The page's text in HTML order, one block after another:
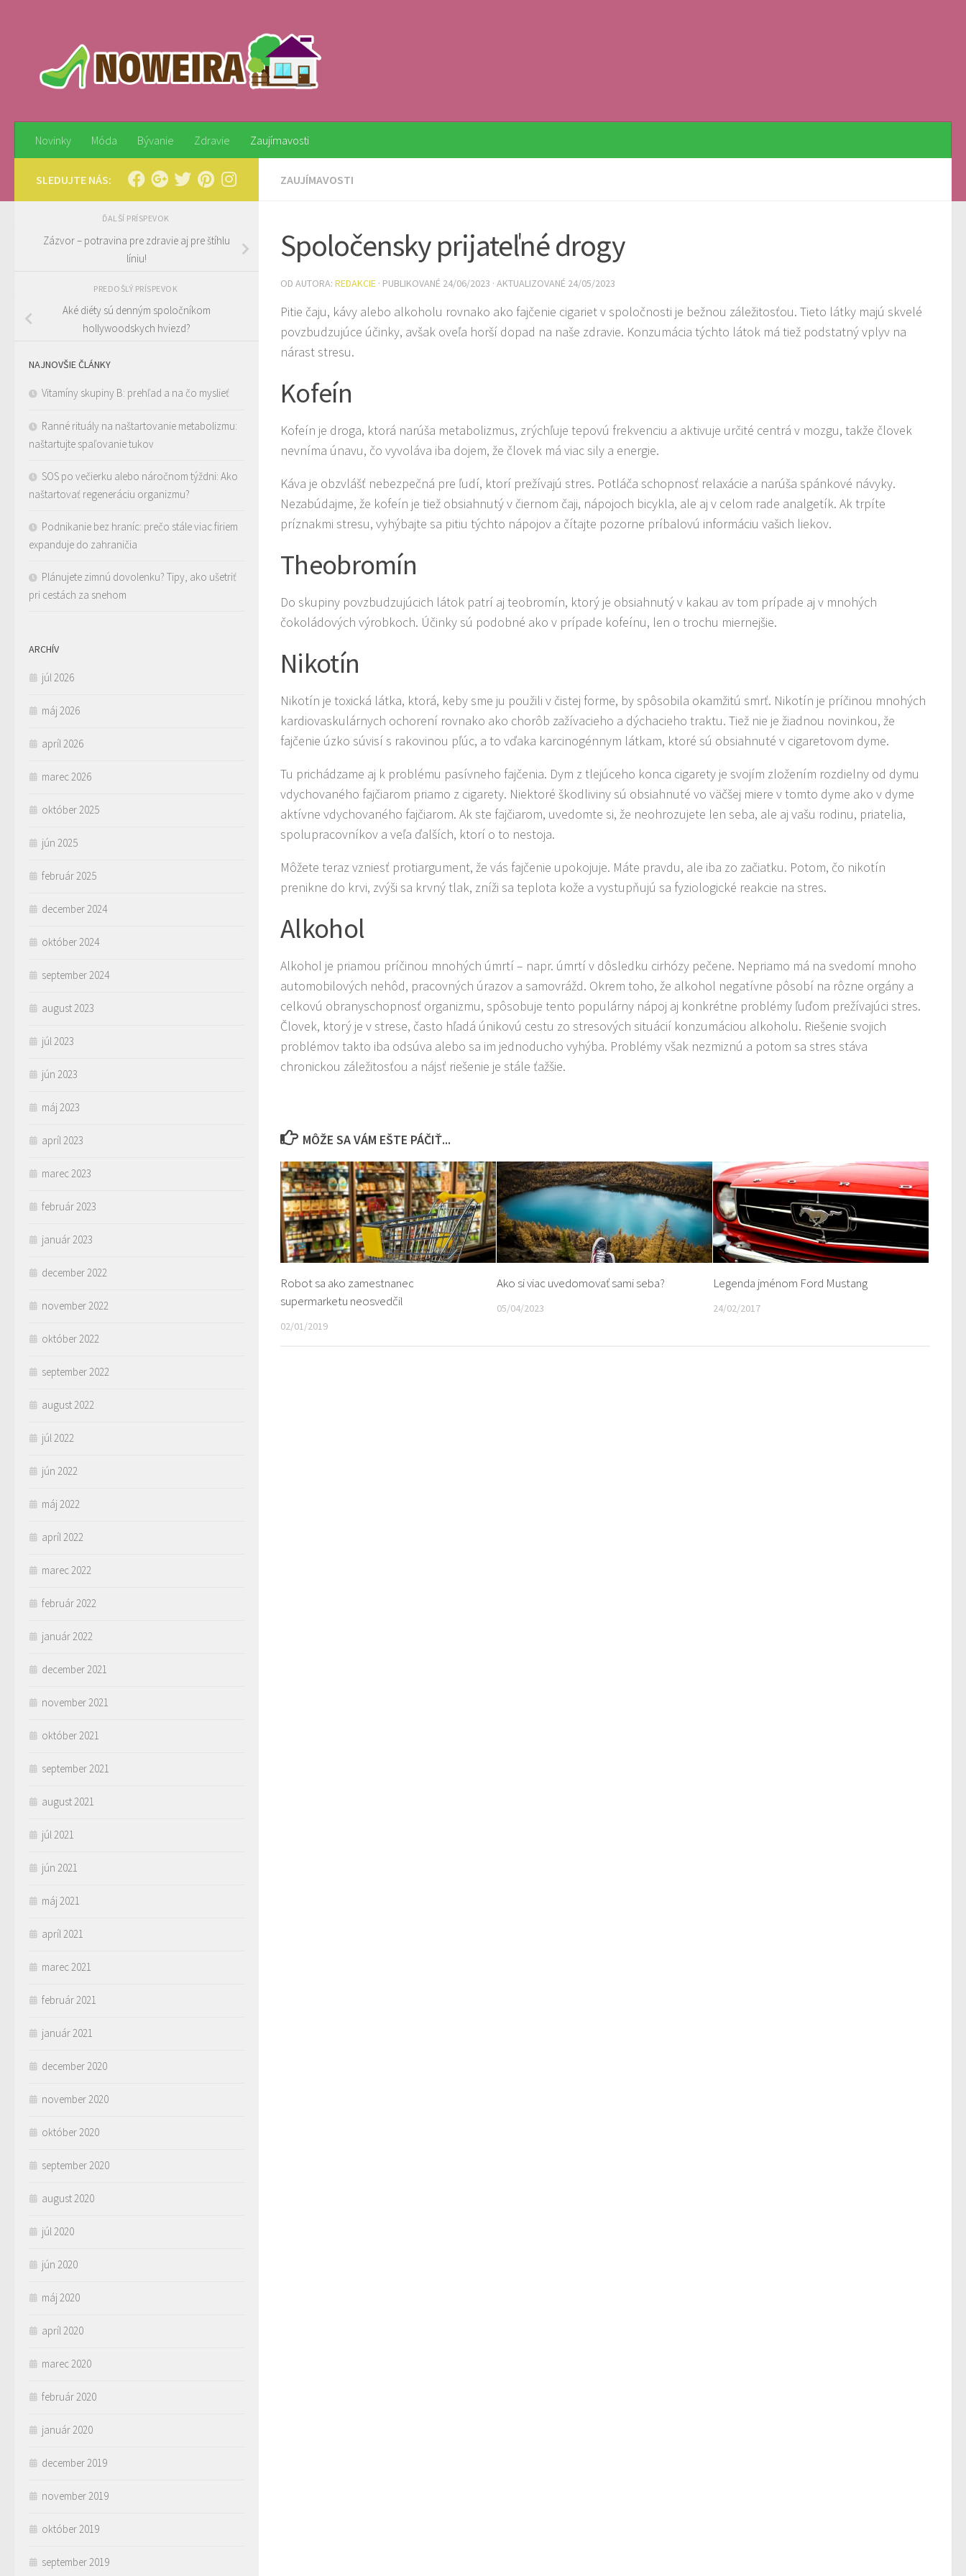
Novinky Móda Bývanie Zdravie Zaujímavosti
ZAUJÍMAVOSTI
Spoločensky prijateľné drogy
OD AUTORA: REDAKCIE · PUBLIKOVANÉ 24/06/2023 · AKTUALIZOVANÉ 24/05/2023
Pitie čaju, kávy alebo alkoholu rovnako ako fajčenie cigariet v spoločnosti je bežnou záležitosťou. Tieto látky majú skvelé
povzbudzujúce účinky, avšak oveľa horší dopad na naše zdravie. Konzumácia týchto látok má tiež podstatný vplyv na
nárast stresu.
Kofeín
Kofeín je droga, ktorá narúša metabolizmus, zrýchľuje tepovú frekvenciu a aktivuje určité centrá v mozgu, takže človek
nevníma únavu, čo vyvoláva iba dojem, že človek má viac sily a energie.
Káva je obzvlášť nebezpečná pre ľudí, ktorí prežívajú stres. Potláča schopnosť relaxácie a narúša spánkové návyky.
Nezabúdajme, že kofeín je tiež obsiahnutý v čiernom čaji, nápojoch bicykla, ale aj v celom rade analgetík. Ak trpíte
príznakmi stresu, vyhýbajte sa pitiu týchto nápojov a čítajte pozorne príbalovú informáciu vašich liekov.
Theobromín
Do skupiny povzbudzujúcich látok patrí aj teobromín, ktorý je obsiahnutý v kakau av tom prípade aj v mnohých
čokoládových výrobkoch. Účinky sú podobné ako v prípade kofeínu, len o trochu miernejšie.
Nikotín
Nikotín je toxická látka, ktorá, keby sme ju použili v čistej forme, by spôsobila okamžitú smrť. Nikotín je príčinou mnohých
kardiovaskulárnych ochorení rovnako ako chorôb zažívacieho a dýchacieho traktu. Tiež nie je žiadnou novinkou, že
fajčenie úzko súvisí s rakovinou pľúc, a to vďaka karcinogénnym látkam, ktoré sú obsiahnuté v cigaretovom dyme.
Tu prichádzame aj k problému pasívneho fajčenia. Dym z tlejúceho konca cigarety je svojím zložením rozdielny od dymu
vdychovaného fajčiarom priamo z cigarety. Niektoré škodliviny sú obsiahnuté vo väčšej miere v tomto dyme ako v dyme
aktívne vdychovaného fajčiarom. Ak ste fajčiarom, uvedomte si, že neohrozujete len seba, ale aj vašu rodinu, priatelia,
spolupracovníkov a veľa ďalších, ktorí o to nestoja.
Môžete teraz vzniesť protiargument, že vás fajčenie upokojuje. Máte pravdu, ale iba zo začiatku. Potom, čo nikotín
prenikne do krvi, zvýši sa krvný tlak, zníži sa teplota kože a vystupňujú sa fyziologické reakcie na stres.
Alkohol
Alkohol je priamou príčinou mnohých úmrtí – napr. úmrtí v dôsledku cirhózy pečene. Nepriamo má na svedomí mnoho
automobilových nehôd, pracovných úrazov a samovrážd. Okrem toho, že alkohol negatívne pôsobí na rôzne orgány a
celkovú obranyschopnosť organizmu, spôsobuje tento populárny nápoj aj konkrétne problémy ľuďom prežívajúci stres.
Človek, ktorý je v strese, často hľadá únikovú cestu zo stresových situácií konzumáciou alkoholu. Riešenie svojich
problémov takto iba odsúva alebo sa im jednoducho vyhýba. Problémy však nezmiznú a potom sa stres stáva
chronickou záležitosťou a nájsť riešenie je stále ťažšie.
MÔŽE SA VÁM EŠTE PÁČIŤ...
Robot sa ako zamestnanec
supermarketu neosvedčil
02/01/2019
Ako si viac uvedomovať sami seba?
05/04/2023
Legenda jménom Ford Mustang
24/02/2017
SLEDUJTE NÁS:
ĎALŠÍ PRÍSPEVOK
Zázvor – potravina pre zdravie aj pre štíhlu
líniu!
PREDOŠLÝ PRÍSPEVOK
Aké diéty sú denným spoločníkom
hollywoodskych hviezd?
NAJNOVŠIE ČLÁNKY
Vitamíny skupiny B: prehľad a na čo myslieť
Ranné rituály na naštartovanie metabolizmu:
naštartujte spaľovanie tukov
SOS po večierku alebo náročnom týždni: Ako
naštartovať regeneráciu organizmu?
Podnikanie bez hraníc: prečo stále viac firiem
expanduje do zahraničia
Plánujete zimnú dovolenku? Tipy, ako ušetriť
pri cestách za snehom
ARCHÍV
júl 2026
máj 2026
apríl 2026
marec 2026
október 2025
jún 2025
február 2025
december 2024
október 2024
september 2024
august 2023
júl 2023
jún 2023
máj 2023
apríl 2023
marec 2023
február 2023
január 2023
december 2022
november 2022
október 2022
september 2022
august 2022
júl 2022
jún 2022
máj 2022
apríl 2022
marec 2022
február 2022
január 2022
december 2021
november 2021
október 2021
september 2021
august 2021
júl 2021
jún 2021
máj 2021
apríl 2021
marec 2021
február 2021
január 2021
december 2020
november 2020
október 2020
september 2020
august 2020
júl 2020
jún 2020
máj 2020
apríl 2020
marec 2020
február 2020
január 2020
december 2019
november 2019
október 2019
september 2019